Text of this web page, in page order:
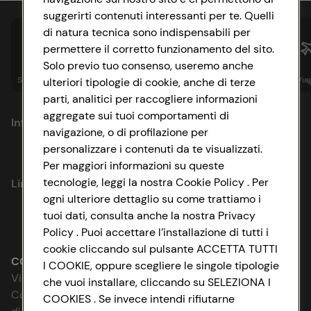
Spesa online Assicurazioni Sapori& Istituzionale
Informazioni
Privacy Policy
Cookie Policy
Impostazioni Cookie
Accessibilità
D&I e Parità di Genere
Link utili
Lavora con noi
Le cooperative
News & Approfondimenti
CONAD SOCIETÀ COOPERATIVA
Via Michelino, 59 | 40127 BOLOGNA
Codice Fiscale e Registro Imprese
suggerirti contenuti interessanti per te. Quelli
di natura tecnica sono indispensabili per
permettere il corretto funzionamento del sito.
Solo previo tuo consenso, useremo anche
ulteriori tipologie di cookie, anche di terze
parti, analitici per raccogliere informazioni
aggregate sui tuoi comportamenti di
navigazione, o di profilazione per
personalizzare i contenuti da te visualizzati.
Per maggiori informazioni su queste
tecnologie, leggi la nostra Cookie Policy . Per
ogni ulteriore dettaglio su come trattiamo i
tuoi dati, consulta anche la nostra Privacy
Policy . Puoi accettare l’installazione di tutti i
cookie cliccando sul pulsante ACCETTA TUTTI
I COOKIE, oppure scegliere le singole tipologie
che vuoi installare, cliccando su SELEZIONA I
COOKIES . Se invece intendi rifiutarne